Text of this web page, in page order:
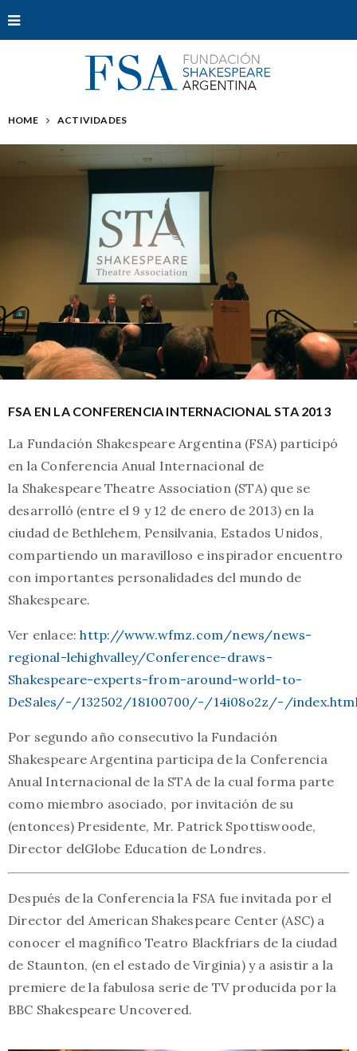
HOME ACTIVIDADES
FSA EN LA CONFERENCIA INTERNACIONAL STA 2013
La Fundación Shakespeare Argentina (FSA) participó
en la Conferencia Anual Internacional de
la Shakespeare Theatre Association (STA) que se
desarrolló (entre el 9 y 12 de enero de 2013) en la
ciudad de Bethlehem, Pensilvania, Estados Unidos,
compartiendo un maravilloso e inspirador encuentro
con importantes personalidades del mundo de
Shakespeare.
Ver enlace:http://www.wfmz.com/news/news-
regional-lehighvalley/Conference-draws-
Shakespeare-experts-from-around-world-to-
DeSales/-/132502/18100700/-/14i08o2z/-/
Por segundo año consecutivo la Fundación
Shakespeare Argentina participa de la Conferencia
Anual Internacional de la STA de la cual forma parte
como miembro asociado, por invitación de su
(entonces) Presidente, Mr. Patrick Spottiswoode,
Director delGlobe Education de Londres.
Después de la Conferencia la FSA fue invitada por el
Director del American Shakespeare Center (ASC) a
conocer el magnífico Teatro Blackfriars de la ciudad
de Staunton, (en el estado de Virginia) y a asistir a la
premiere de la fabulosa serie de TV producida por la
BBC Shakespeare Uncovered.